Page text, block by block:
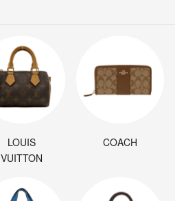
LOUIS
VUITTON
COACH